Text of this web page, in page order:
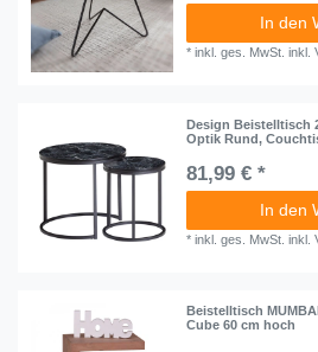
In den
*inkl. ges. MwSt. inkl.
Design Beistelltisch
Optik Rund,
81,99 € *
In den
*inkl. ges. MwSt. inkl.
Beistelltisch
Cube 60 cm hoch